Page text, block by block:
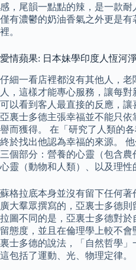
感，尾韻一點點的辣，是一款
僅有濃鬱的奶油香氣之外更是
裡。
愛情蘋果: 日本妹學印度人恆河
仔細一看店裡都沒有其他人，
人，這樣才能專心服務，讓每
可以看到客人最直接的反應，讓
亞裏士多德主張幸福並不能只
譽而獲得。 在「研究了人類的
終於找出他認為幸福的來源。
三個部分：營養的心靈（包含
心靈（動物和人類）、以及理性
蘇格拉底本身並沒有留下任何
廣大羣眾撰寫的，亞裏士多德
拉圖不同的是，亞裏士多德對
留態度，並且在倫理學上較不
裏士多德的說法，「自然哲學」
這包括了運動、光、物理定律。